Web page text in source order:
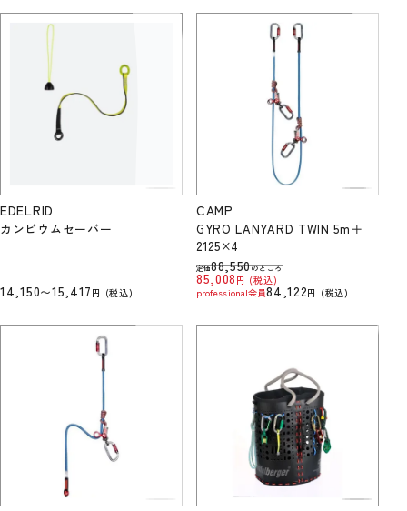
EDELRID
カンビウムセーバー
14,150〜15,417 税込
CAMP
GYRO LANYARD TWIN 5m＋
2125×4
定価88,550のところ
85,008
税込
professional会員84,122 税込